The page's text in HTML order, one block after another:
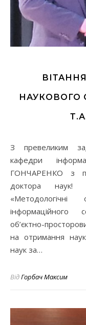
НАУКОВОГО
З превеликим задоволенням вітаємо завідувачку
кафедри
ГОНЧАРЕНКО з
доктора наук!
інформаційного
об’єктно-
на отримання
наук за…
ВідГорбач Максим